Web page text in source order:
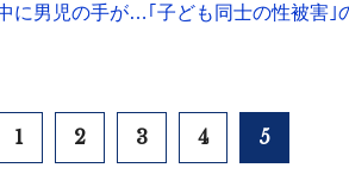
に男児の手が…｢子ども同士の性被害｣
1 2 3 4 5